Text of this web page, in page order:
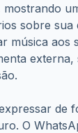
mostrando
sobre sua
música aos
externa,
de
O